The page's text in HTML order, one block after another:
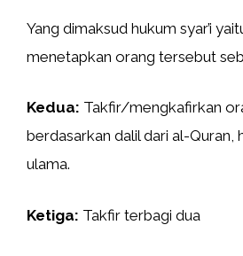
Yang dimaksud hukum syar’i
menetapkan orang tersebut
Kedua: Takfir/mengkafirkan
berdasarkan dalil dari al-Quran,
ulama.
Ketiga: Takfir terbagi dua